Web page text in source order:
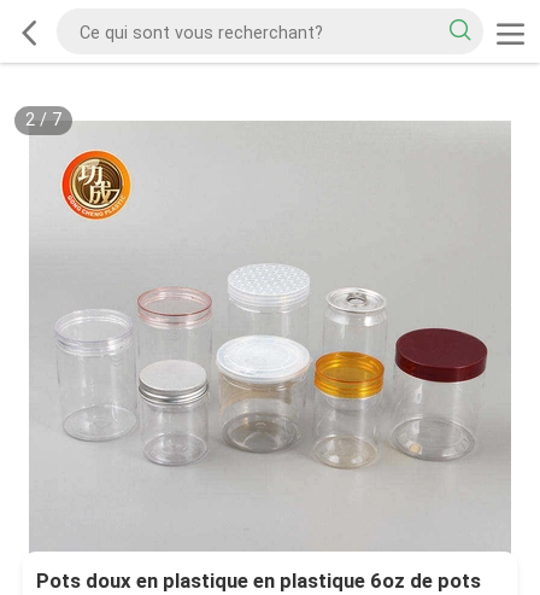
2/ 7
Pots doux en plastique en plastique 6oz de pots